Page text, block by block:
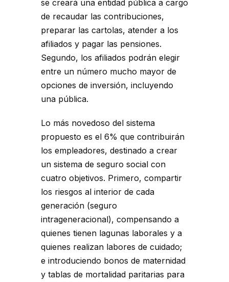
se creará una entidad pública a cargo
de recaudar las contribuciones,
preparar las cartolas, atender a los
afiliados y pagar las pensiones.
Segundo, los afiliados podrán elegir
entre un número mucho mayor de
opciones de inversión, incluyendo
una pública.
Lo más novedoso del sistema
propuesto es el 6% que contribuirán
los empleadores, destinado a crear
un sistema de seguro social con
cuatro objetivos. Primero, compartir
los riesgos al interior de cada
generación (seguro
intrageneracional), compensando a
quienes tienen lagunas laborales y a
quienes realizan labores de cuidado;
e introduciendo bonos de maternidad
y tablas de mortalidad paritarias para